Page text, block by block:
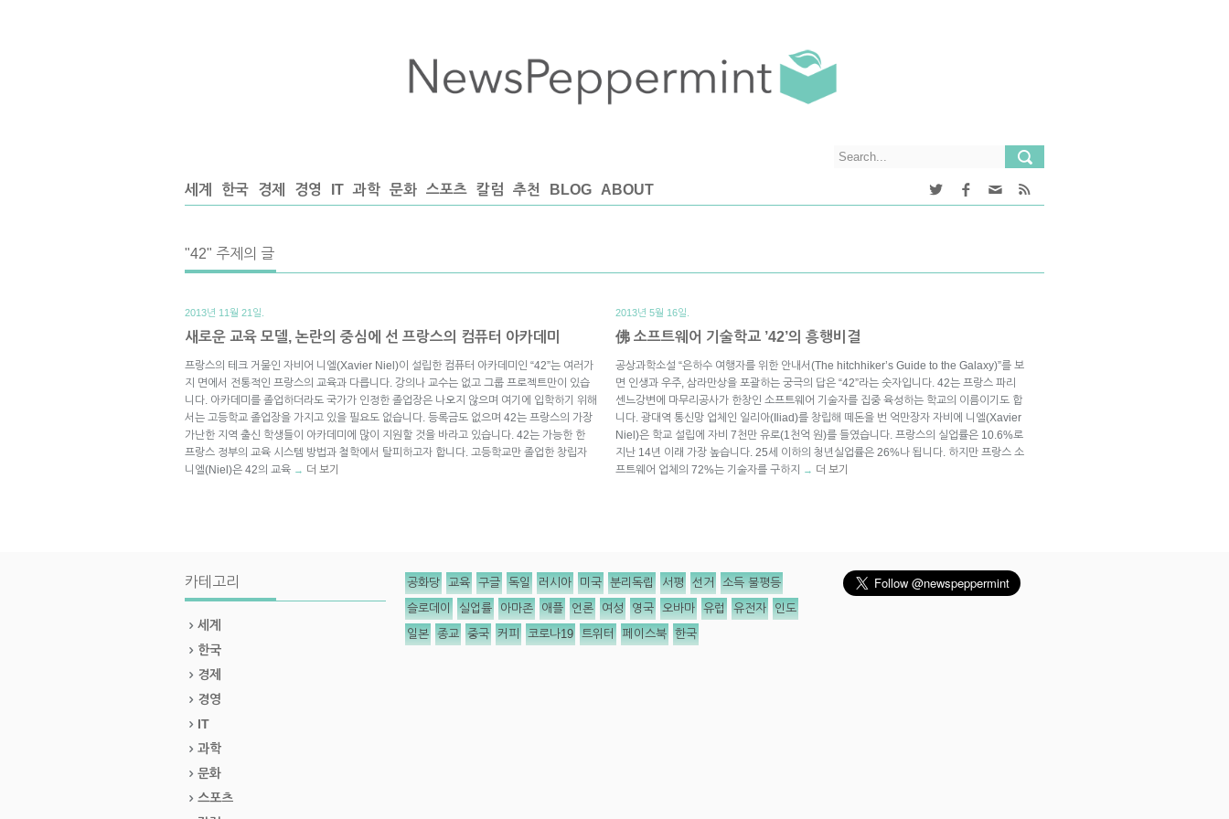
세계 한국 경제 경영 IT 과학 문화 스포츠 칼럼 추천 BLOG ABOUT
"42" 주제의 글
2013년 11월 21일.
새로운 교육 모델, 논란의 중심에 선 프랑스의 컴퓨터 아카데미
프랑스의 테크 거물인 자비어 니엘(Xavier Niel)이 설립한 컴퓨터 아카데미인 “42”는 여러가
지 면에서 전통적인 프랑스의 교육과 다릅니다. 강의나 교수는 없고 그룹 프로젝트만이 있습
니다. 아카데미를 졸업하더라도 국가가 인정한 졸업장은 나오지 않으며 여기에 입학하기 위해
서는 고등학교 졸업장을 가지고 있을 필요도 없습니다. 등록금도 없으며 42는 프랑스의 가장
가난한 지역 출신 학생들이 아카데미에 많이 지원할 것을 바라고 있습니다. 42는 가능한 한
프랑스 정부의 교육 시스템 방법과 철학에서 탈피하고자 합니다. 고등학교만 졸업한 창립자
니엘(Niel)은 42의 교육 → 더 보기
2013년 5월 16일.
佛 소프트웨어 기술학교 ’42’의 흥행비결
공상과학소설 “은하수 여행자를 위한 안내서(The hitchhiker’s Guide to the Galaxy)”를 보
면 인생과 우주, 삼라만상을 포괄하는 궁극의 답은 “42”라는 숫자입니다. 42는 프랑스 파리
센느강변에 마무리공사가 한창인 소프트웨어 기술자를 집중 육성하는 학교의 이름이기도 합
니다. 광대역 통신망 업체인 일리아(Iliad)를 창립해 떼돈을 번 억만장자 자비에 니엘(Xavier
Niel)은 학교 설립에 자비 7천만 유로(1천억 원)를 들였습니다. 프랑스의 실업률은 10.6%로
지난 14년 이래 가장 높습니다. 25세 이하의 청년실업률은 26%나 됩니다. 하지만 프랑스 소
프트웨어 업체의 72%는 기술자를 구하지
→ 더 보기
카테고리
세계
한국
경제
경영
IT
과학
문화
스포츠
공화당 교육 구글 독일 러시아 미국 분리독립 서평 선거 소득 불평등
슬로데이 실업률 아마존 애플 언론 여성 영국 오바마 유럽 유전자 인도
일본 종교 중국 커피 코로나19 트위터 페이스북 한국